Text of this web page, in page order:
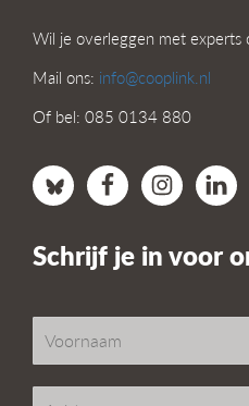
Wil je overleggen met experts
Mail ons: info@cooplink.nl
Of bel: 085 0134 880
Schrijf je in voor